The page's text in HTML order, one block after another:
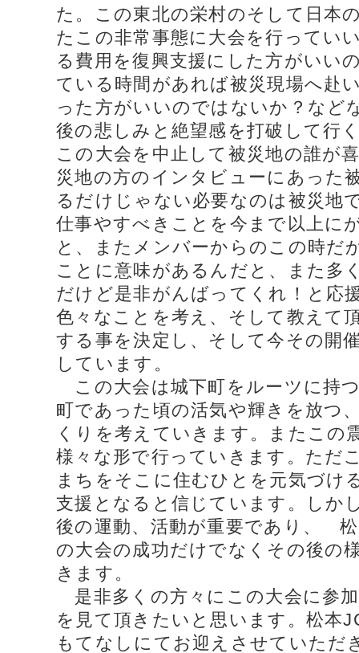
た。この東北の栄村のそして日本
たこの非常事態に大会を行ってい
る費用を復興支援にした方がいい
ている時間があれば被災現場へ赴
った方がいいのではないか？など
後の悲しみと絶望感を打破して行
この大会を中止して被災地の誰が
災地の方のインタビューにあった
るだけじゃない必要なのは被災地
仕事やすべきことを今まで以上に
と、またメンバーからのこの時だ
ことに意味があるんだと、また多
だけど是非がんばってくれ！と応
色々なことを考え、そして教えて
する事を決定し、そして今その開
しています。
この大会は城下町をルーツに持
町であった頃の活気や輝きを放つ
くりを考えていきます。またこの
様々な形で行っていきます。ただ
まちをそこに住むひとを元気づけ
支援となると信じています。しか
後の運動、活動が重要であり、
の大会の成功だけでなくその後の
きます。
是非多くの方々にこの大会に参
を見て頂きたいと思います。松本
もてなしにてお迎えさせていただ